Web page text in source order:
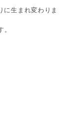
に生まれ変わりま